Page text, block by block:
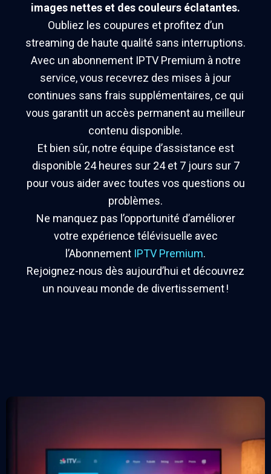
images nettes et des couleurs éclatantes.
Oubliez les coupures et profitez d’un
streaming de haute qualité sans interruptions.
Avec un abonnement IPTV Premium à notre
service, vous recevrez des mises à jour
continues sans frais supplémentaires, ce qui
vous garantit un accès permanent au meilleur
contenu disponible.
Et bien sûr, notre équipe d’assistance est
disponible 24 heures sur 24 et 7 jours sur 7
pour vous aider avec toutes vos questions ou
problèmes.
Ne manquez pas l’opportunité d’améliorer
votre expérience télévisuelle avec
l’Abonnement IPTV Premium.
Rejoignez-nous dès aujourd’hui et découvrez
un nouveau monde de divertissement !